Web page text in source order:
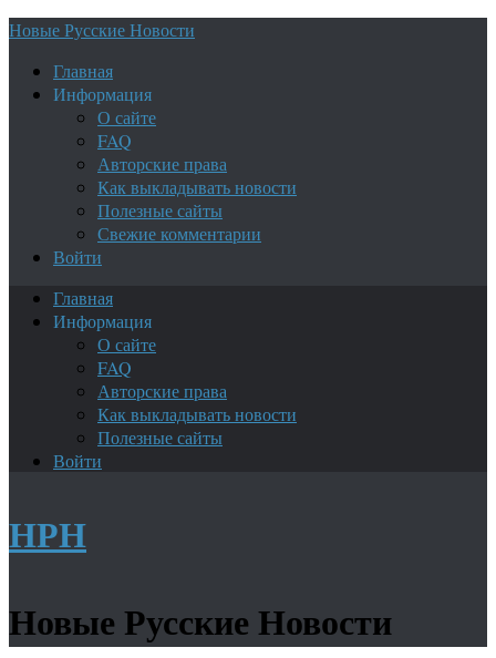
Новые Русские Новости
Главная
Информация
О сайте
FAQ
Авторские права
Как выкладывать новости
Полезные сайты
Свежие комментарии
Войти
Главная
Информация
О сайте
FAQ
Авторские права
Как выкладывать новости
Полезные сайты
Войти
НРН
Новые Русские Новости